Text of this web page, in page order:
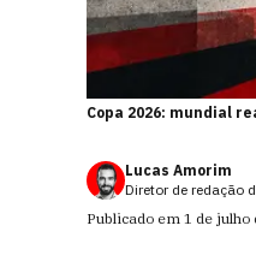
Copa 2026: mundial
Lucas Amorim
Diretor de redação
Publicado em 1 de julho